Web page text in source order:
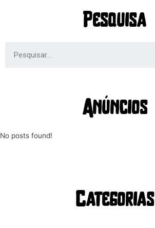
Pesquisa
Anúncios
No posts found!
Categorias